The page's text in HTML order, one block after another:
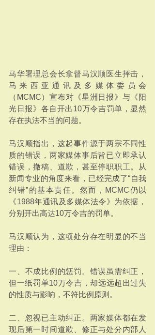
马华署理总会长拿督马汉顺医生抨击，
马来西亚通讯及多媒体委员会
（MCMC）宣布对《星洲日报》与《阳
光日报》各自开出10万令吉罚单，显然
存在执法不当的问题。
马汉顺指出，这起事件源于两宗不同性
质的错误，两家媒体事后皆已立即承认
错误，撤稿、道歉，甚至停职职工。从
新闻专业的角度来看，已经完成了“自我
纠错”的基本责任。然而，MCMC仍以
《1988年通讯及多媒体法令》为依据，
分别开出高达10万令吉的罚单。
马汉顺认为，这项处分存在明显的不当
理由：
一、不成比例的惩罚。错误虽需纠正，
但一纸罚单10万令吉，却远远超出过失
的性质与影响，不符比例原则。
二、忽视已主动纠正。两家媒体都在发
现后第一时间道歉、修正与处分内部人